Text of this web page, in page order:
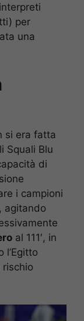
per
una
si era fatta
Squali Blu
di
i campioni
agitando
al 111′, in
l’Egitto
rischio